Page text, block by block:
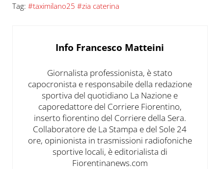
Tag: #taximilano25 #zia caterina
Info Francesco Matteini
Giornalista professionista, è stato
capocronista e responsabile della redazione
sportiva del quotidiano La Nazione e
caporedattore del Corriere Fiorentino,
inserto fiorentino del Corriere della Sera.
Collaboratore de La Stampa e del Sole 24
ore, opinionista in trasmissioni radiofoniche
sportive locali, è editorialista di
Fiorentinanews.com